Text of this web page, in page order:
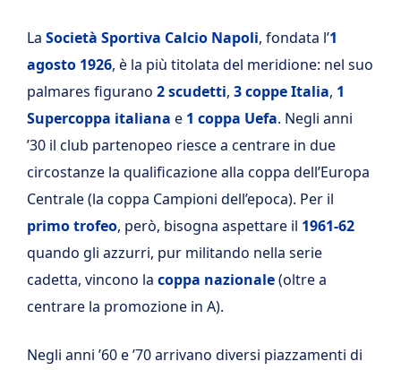
La Società Sportiva Calcio Napoli, fondata l’1
agosto 1926, è la più titolata del meridione: nel suo
palmares figurano 2 scudetti, 3 coppe Italia, 1
Supercoppa italiana e 1 coppa Uefa. Negli anni
’30 il club partenopeo riesce a centrare in due
circostanze la qualificazione alla coppa dell’Europa
Centrale (la coppa Campioni dell’epoca). Per il
primo trofeo, però, bisogna aspettare il 1961-62
quando gli azzurri, pur militando nella serie
cadetta, vincono la coppa nazionale(oltre a
centrare la promozione in A).
Negli anni ’60 e ’70 arrivano diversi piazzamenti di